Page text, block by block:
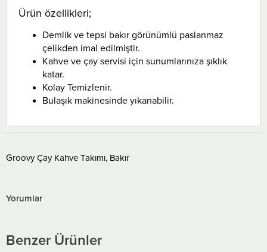
Ürün özellikleri;
Demlik ve tepsi bakır görünümlü paslanmaz
çelikden imal edilmiştir.
Kahve ve çay servisi için sunumlarınıza şıklık
katar.
Kolay Temizlenir.
Bulaşık makinesinde yıkanabilir.
Groovy Çay Kahve Takımı, Bakır
Yorumlar
Benzer Ürünler